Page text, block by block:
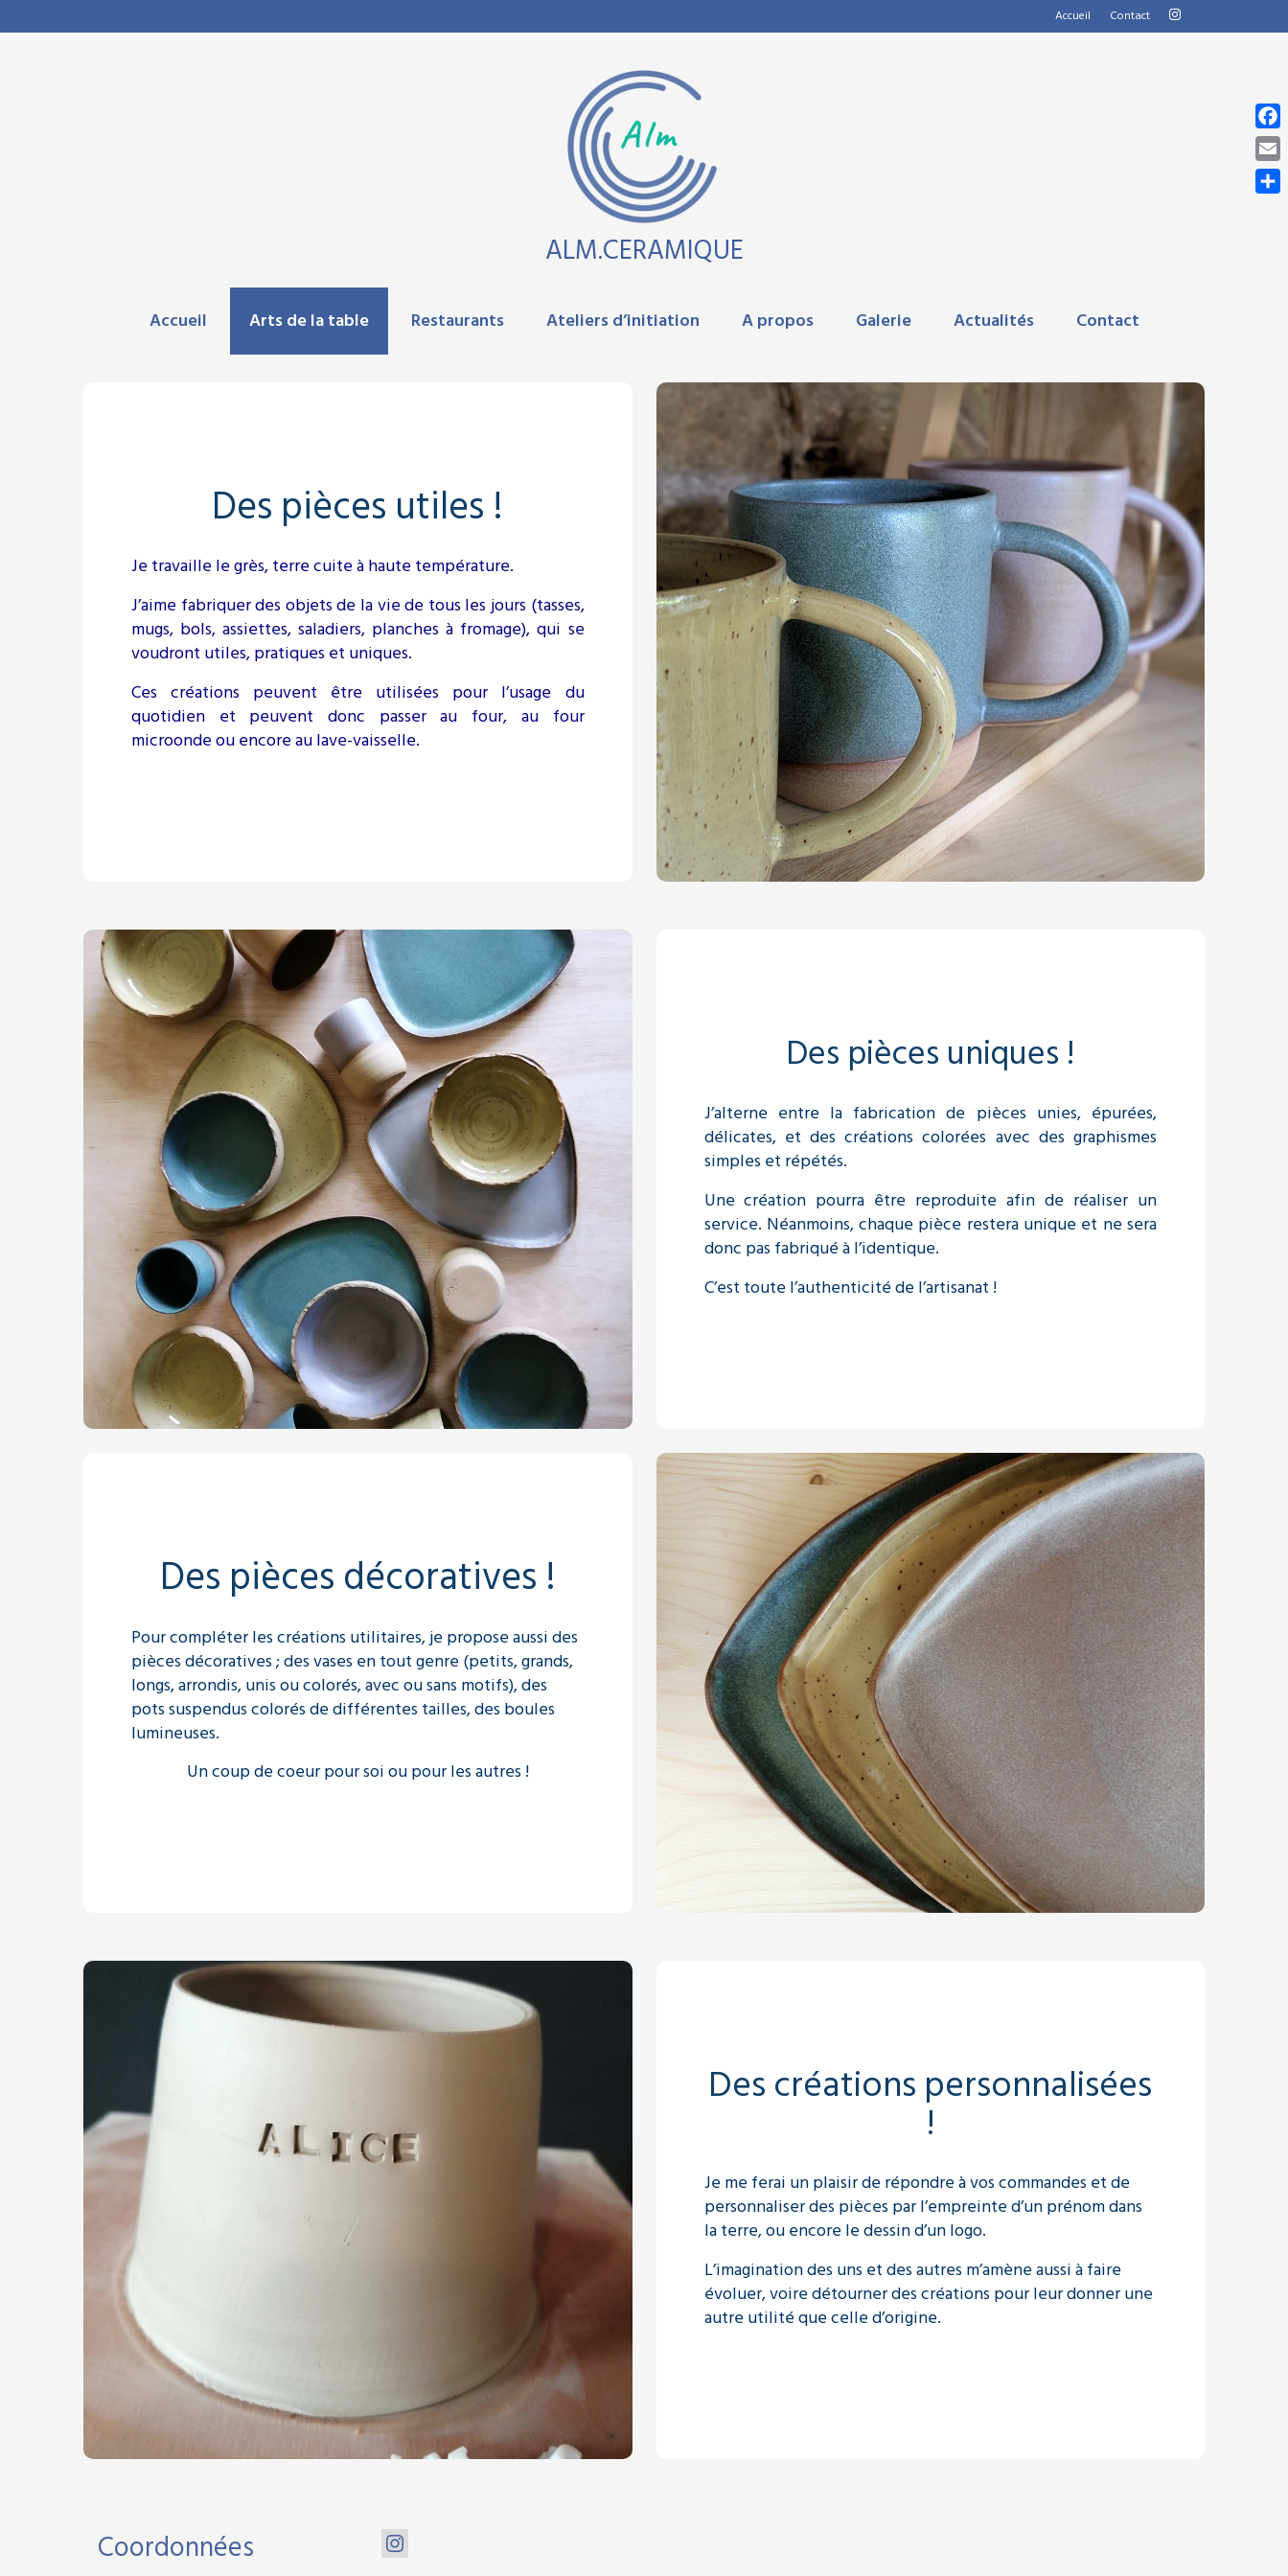
Accueil Contact
ALM.CERAMIQUE
Accueil Arts de la table Restaurants Ateliers d’initiation A propos Galerie Actualités Contact
Des pièces utiles !
Je travaille le grès, terre cuite à haute température.
J’aime fabriquer des objets de la vie de tous les jours (tasses,
mugs, bols, assiettes, saladiers, planches à fromage), qui se
voudront utiles, pratiques et uniques.
Ces créations peuvent être utilisées pour l’usage du
quotidien et peuvent donc passer au four, au four
microonde ou encore au lave-vaisselle.
Des pièces uniques !
J’alterne entre la fabrication de pièces unies, épurées,
délicates, et des créations colorées avec des graphismes
simples et répétés.
Une création pourra être reproduite afin de réaliser un
service. Néanmoins, chaque pièce restera unique et ne sera
donc pas fabriqué à l’identique.
C’est toute l’authenticité de l’artisanat !
Des pièces décoratives !
Pour compléter les créations utilitaires, je propose aussi des
pièces décoratives ; des vases en tout genre (petits, grands,
longs, arrondis, unis ou colorés, avec ou sans motifs), des
pots suspendus colorés de différentes tailles, des boules
lumineuses.
Un coup de coeur pour soi ou pour les autres !
Des créations personnalisées
!
Je me ferai un plaisir de répondre à vos commandes et de
personnaliser des pièces par l’empreinte d’un prénom dans
la terre, ou encore le dessin d’un logo.
L’imagination des uns et des autres m’amène aussi à faire
évoluer, voire détourner des créations pour leur donner une
autre utilité que celle d’origine.
Coordonnées